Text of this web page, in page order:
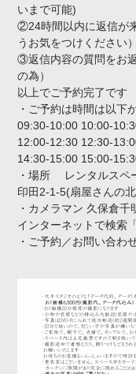
いまで可能)
②24時間以内に返信が
うお気をつけください）
③返信内容の質問をお
の為）
以上でご予約完了です
・ご予約は時間は以下
09:30-10:00 10:00-
12:00-12:30 12:30-
14:30-15:00 15:00-
・場所 レンタルスペ
印田2-1-5(扇屋さんの
・カメラマン 久保倉千
インターネットで検索
・ご予約／お問い合わ